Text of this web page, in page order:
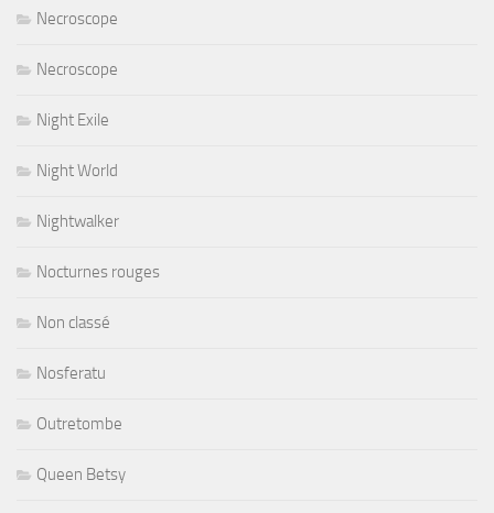
Necroscope
Necroscope
Night Exile
Night World
Nightwalker
Nocturnes rouges
Non classé
Nosferatu
Outretombe
Queen Betsy